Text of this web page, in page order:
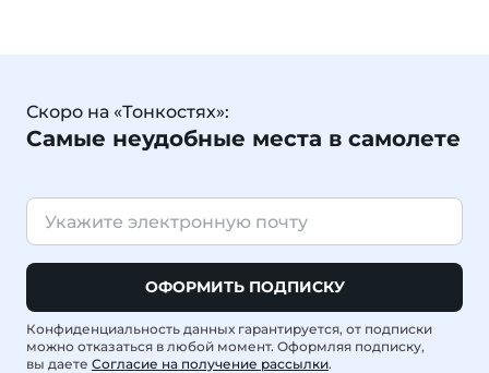
Скоро на «Тонкостях»:
Самые неудобные места в самолете
ОФОРМИТЬ ПОДПИСКУ
Конфиденциальность данных гарантируется, от подписки
можно отказаться в любой момент. Оформляя подписку,
вы даете Согласие на получение рассылки.